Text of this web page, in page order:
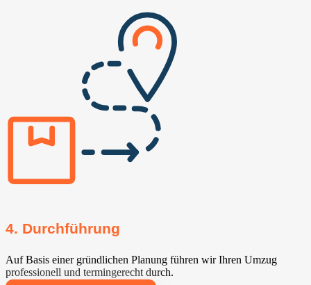
4. Durchführung
Auf Basis einer gründlichen Planung führen wir Ihren Umzug
professionell und termingerecht durch.